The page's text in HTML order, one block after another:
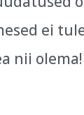
ei
nii olema!